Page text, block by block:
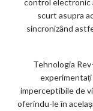
control electronic
scurt asupra
sincronizând
Tehnologia
imperceptibile de
oferindu-le în